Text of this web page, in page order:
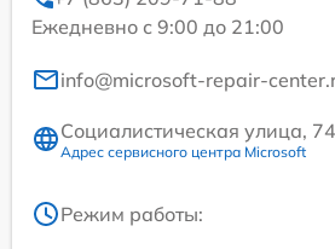
Ежедневно с 9:00 до 21:00
info@microsoft-repair-
Социалистическая улица, 74
Адрес сервисного центра Microsoft
Режим работы: